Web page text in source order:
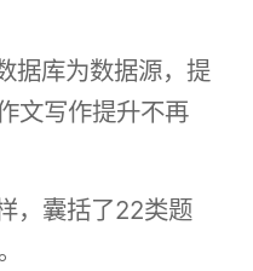
据库为数据源，提
文写作提升不再
，囊括了22类题